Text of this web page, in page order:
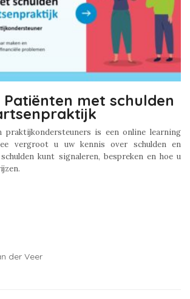
Patiënten met schulden
praktijkondersteuners is een online learning
vergroot u uw kennis over schulden en
kunt signaleren, bespreken en hoe u
der Veer